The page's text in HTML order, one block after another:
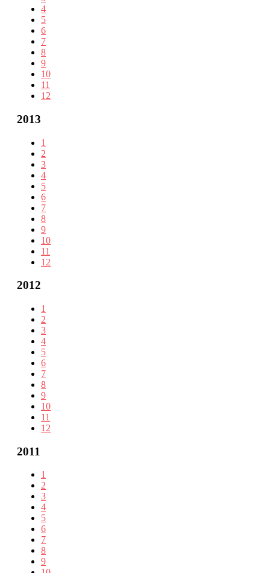
4
5
6
7
8
9
10
11
12
2013
1
2
3
4
5
6
7
8
9
10
11
12
2012
1
2
3
4
5
6
7
8
9
10
11
12
2011
1
2
3
4
5
6
7
8
9